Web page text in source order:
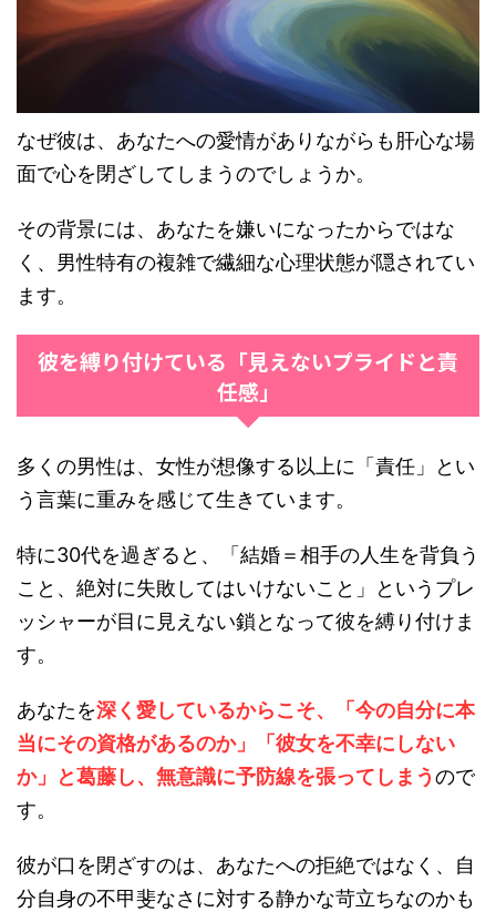
なぜ彼は、あなたへの愛情がありながらも肝心な場
面で心を閉ざしてしまうのでしょうか。
その背景には、あなたを嫌いになったからではな
く、男性特有の複雑で繊細な心理状態が隠されてい
ます。
彼を縛り付けている「見えないプライドと責
任感」
多くの男性は、女性が想像する以上に「責任」とい
う言葉に重みを感じて生きています。
特に30代を過ぎると、「結婚＝相手の人生を背負う
こと、絶対に失敗してはいけないこと」というプレ
ッシャーが目に見えない鎖となって彼を縛り付けま
す。
あなたを深く愛しているからこそ、「今の自分に本
当にその資格があるのか」「彼女を不幸にしない
か」と葛藤し、無意識に予防線を張ってしまうので
す。
彼が口を閉ざすのは、あなたへの拒絶ではなく、自
分自身の不甲斐なさに対する静かな苛立ちなのかも